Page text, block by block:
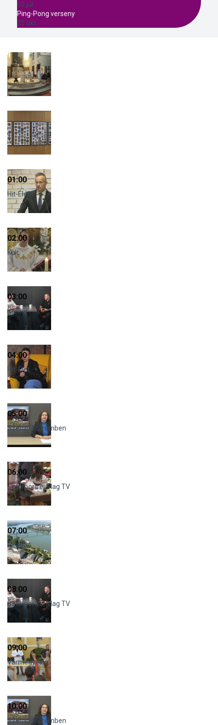
03 júl.
Ping-Pong verseny
25 okt.
01:00
Hit-Élet
02:00
Kult
03:00
Kontúr
04:00
Hit-Élet
05:00
Szemtől-Szemben
06:00
Sztárportré, Mag TV
07:00
Híradó
08:00
Sztárportré, Mag TV
09:00
Vármegyejáró
10:00
Szemtől-Szemben